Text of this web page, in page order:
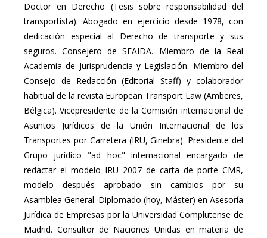
Doctor en Derecho (Tesis sobre responsabilidad del
transportista). Abogado en ejercicio desde 1978, con
dedicación especial al Derecho de transporte y sus
seguros. Consejero de SEAIDA. Miembro de la Real
Academia de Jurisprudencia y Legislación. Miembro del
Consejo de Redacción (Editorial Staff) y colaborador
habitual de la revista European Transport Law (Amberes,
Bélgica). Vicepresidente de la Comisión internacional de
Asuntos Jurídicos de la Unión Internacional de los
Transportes por Carretera (IRU, Ginebra). Presidente del
Grupo jurídico "ad hoc" internacional encargado de
redactar el modelo IRU 2007 de carta de porte CMR,
modelo después aprobado sin cambios por su
Asamblea General. Diplomado (hoy, Máster) en Asesoría
Jurídica de Empresas por la Universidad Complutense de
Madrid. Consultor de Naciones Unidas en materia de